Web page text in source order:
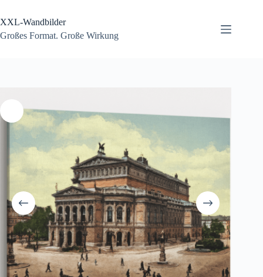
springen
XXL-Wandbilder
Großes Format. Große Wirkung